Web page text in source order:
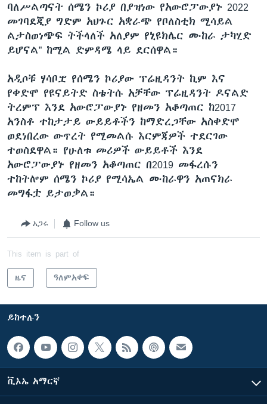
ባለሥልጣናት ሰሜን ኮሪያ በያዝነው የአውሮፓውያኑ 2022
መገባደጂያ ግድም አህጉር አቋራጭ የቦለስቲክ ሚሳይል
ልታስወነጭፍ ትችላለች አለያም የኒዩክሌር ሙከራ ታካሂድ
ይሆናል” ከሚል ድምዳሜ ላይ ደርሰዋል።
አዲሶቹ ሃሳቦቿ የሰሜን ኮሪያው ፕሬዚዳንት ኪም እና
የቀድሞ የዩናይትድ ስቴትሱ አቻቸው ፕሬዚዳንት ዶናልድ
ትረምፕ እንደ አውሮፓውያኑ የዘመን አቆጣጠር ከ2017
አንስቶ ተከታታይ ውይይቶችን ከማድረጋቸው አስቀድሞ
ወደነበረው ውጥረት የሚመልሱ እርምጃዎች ተደርገው
ተወስደዋል። የሁለቱ መሪዎች ውይይቶች እንደ
አውሮፓውያኑ የዘመን አቆጣጠር በ2019 መፋረሱን
ተከትሎም ሰሜን ኮሪያ የሚሳኤል ሙከራዋን አጠናክራ
መግፋቷ ይታወቃል።
አጋሩ Follow us
This item is part of
ዜና ዓለምአቀፍ
ይከተሉን
ቪኦኤ አማርኛ